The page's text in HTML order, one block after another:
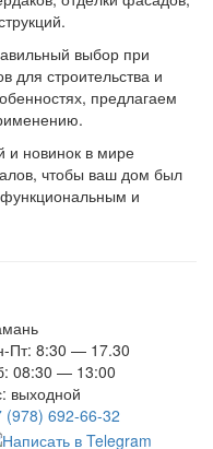
выбор при
для строительства и
предлагаем
и новинок в мире
чтобы ваш дом был
и
Пт: 8:30 — 17.30
08:30 — 13:00
выходной
(978) 692-66-32